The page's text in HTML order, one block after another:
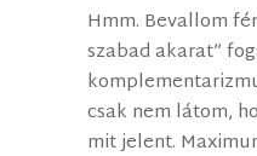
Hmm. Bevallom
szabad akarat”
csak nem látom,
mit jelent.